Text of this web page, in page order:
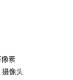
素
像头